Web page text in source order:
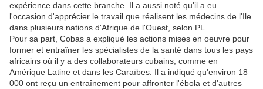
expérience dans cette branche. Il a aussi noté qu'il a eu
l'occasion d'apprécier le travail que réalisent les médecins de l'Ile
dans plusieurs nations d'Afrique de l'Ouest, selon PL.
Pour sa part, Cobas a expliqué les actions mises en oeuvre pour
former et entraîner les spécialistes de la santé dans tous les pays
africains où il y a des collaborateurs cubains, comme en
Amérique Latine et dans les Caraïbes. Il a indiqué qu'environ 18
000 ont reçu un entraînement pour affronter l'ébola et d'autres